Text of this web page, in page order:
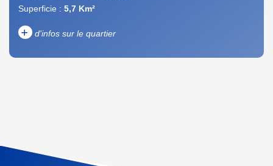
Superficie : 5,7 Km²
+ d'infos sur le quartier
TAUX DE PROPRIÉTAIRES